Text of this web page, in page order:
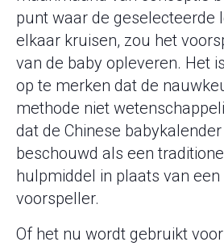
punt waar de geselecteerde
elkaar kruisen, zou het
van de baby opleveren. Het
op te merken dat de
methode niet
dat de Chinese
beschouwd als een
hulpmiddel in plaats van
voorspeller.
Of het nu wordt gebruikt